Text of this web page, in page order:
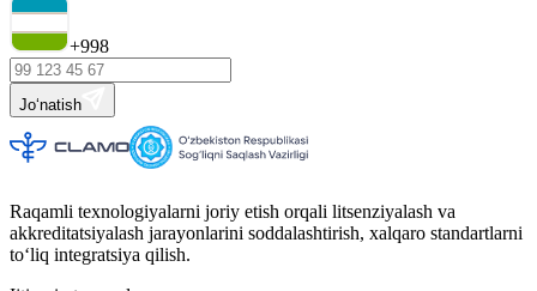
+998
Jo‘natish
Raqamli texnologiyalarni joriy etish orqali litsenziyalash va
akkreditatsiyalash jarayonlarini soddalashtirish, xalqaro standartlarni
to‘liq integratsiya qilish.